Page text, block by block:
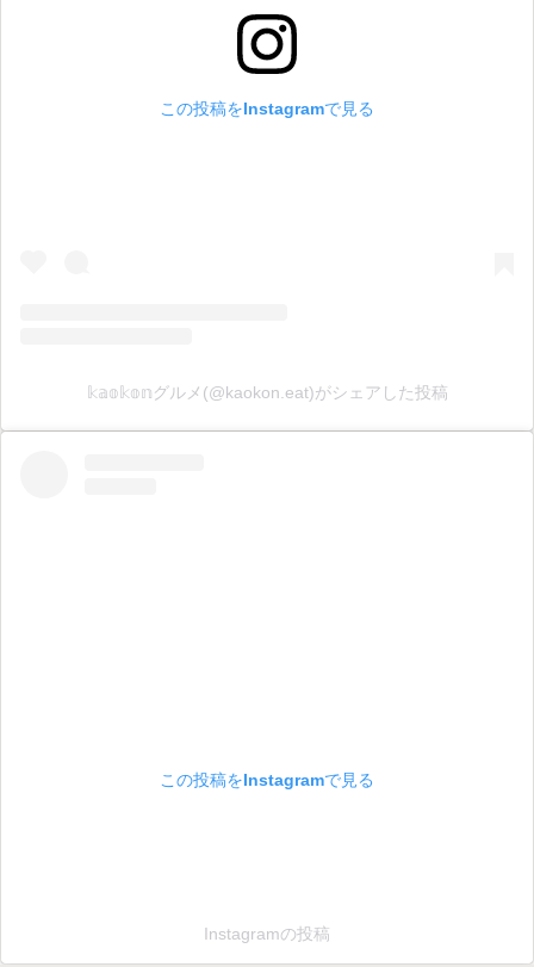
この投稿をInstagramで見る
𝕜𝕒𝕠𝕜𝕠𝕟グルメ(@kaokon.eat)がシェアした投稿
この投稿をInstagramで見る
Instagramの投稿